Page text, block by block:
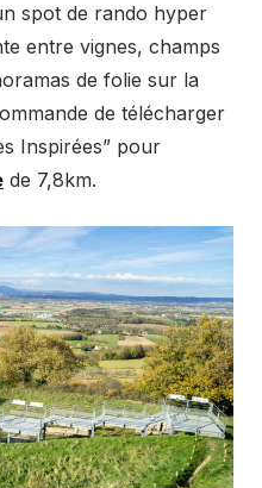
spot de rando hyper
entre vignes, champs
de folie sur la
de télécharger
Inspirées” pour
de 7,8km.